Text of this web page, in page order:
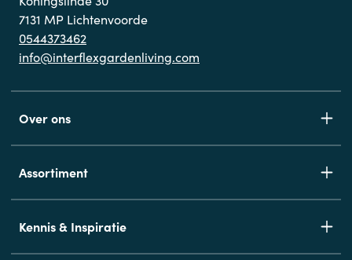
7131 MP Lichtenvoorde
0544373462
info@interflexgardenliving.com
Over ons
Assortiment
Kennis & Inspiratie